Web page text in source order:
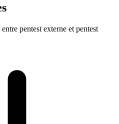
pentest externe et pentest